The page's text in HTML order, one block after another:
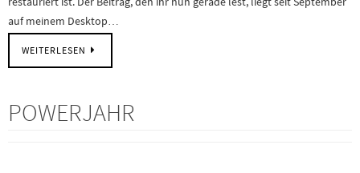
auf meinem Desktop…
WEITERLESEN
POWERJAHR